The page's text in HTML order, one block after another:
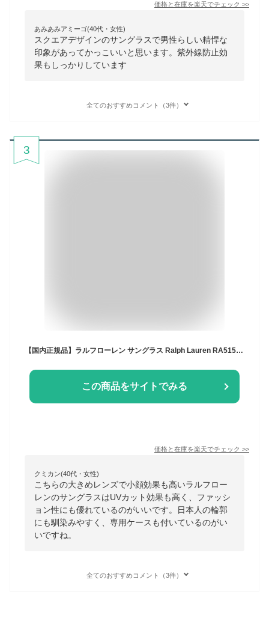
価格と在庫を楽天でチェック >>
あみあみアミーゴ(40代・女性)
スクエアデザインのサングラスで男性らしい精悍な
印象があってかっこいいと思います。紫外線防止効
果もしっかりしています
全てのおすすめコメント（3件）
3
【国内正規品】ラルフローレン サングラス Ralph Lauren RA5155 102813 60 メンズ レディース UVカット メガネ ブランド Ralph Lauren ラルフローレンサングラス ギフト プレゼント
この商品をサイトでみる
価格と在庫を楽天でチェック >>
クミカン(40代・女性)
こちらの大きめレンズで小顔効果も高いラルフロー
レンのサングラスはUVカット効果も高く、ファッシ
ョン性にも優れているのがいいです。日本人の輪郭
にも馴染みやすく、専用ケースも付いているのがい
いですね。
全てのおすすめコメント（3件）